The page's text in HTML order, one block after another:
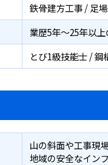
鉄骨建方工事 / 足
業歴5年〜25年以
とび1級技能士 / 鋼
山の斜面や工事現
地域の安全なイン